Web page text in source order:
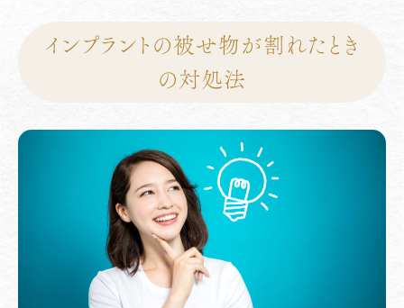
インプラントの被せ物が割れたとき
の対処法